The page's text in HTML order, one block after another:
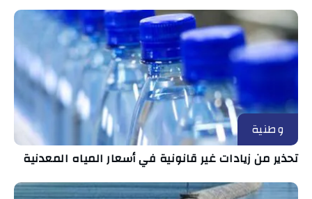
وطنية
تحذير من زيادات غير قانونية في أسعار المياه المعدنية